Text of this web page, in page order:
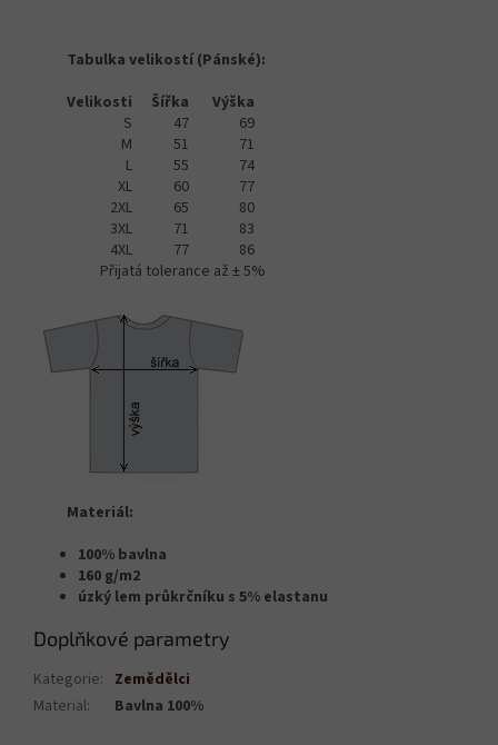
Tabulka velikostí (Pánské):
Velikosti
Šířka
Výška
S
47
69
M
51
71
L
55
74
XL
60
77
2XL
65
80
3XL
71
83
4XL
77
86
Přijatá tolerance až ± 5%
Materiál:
100% bavlna
160 g/m2
úzký lem průkrčníku s 5% elastanu
Doplňkové parametry
Kategorie: Zemědělci
Material: Bavlna 100%